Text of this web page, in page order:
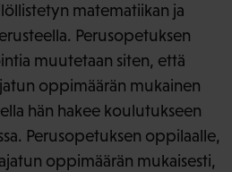
matematiikan ja
Perusopetuksen
muutetaan siten, että
oppimäärän mukainen
hän hakee koulutukseen
Perusopetuksen oppilaalle,
oppimäärän mukaisesti,